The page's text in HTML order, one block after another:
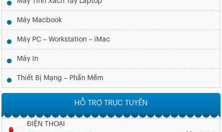
Máy Macbook
Máy PC – Workstation – iMac
Máy In
Thiết Bị Mạng – Phần Mềm
HỖ TRỢ TRỰC TUYẾN
ĐIỆN THOẠI